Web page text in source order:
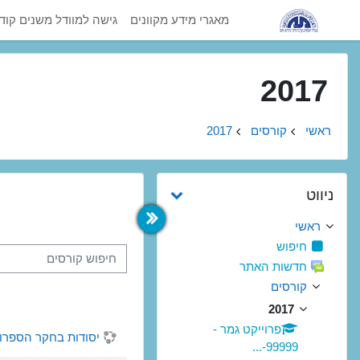
דילוג לתוכן הראשי
מאגרי מידע מקוונים
גישה למוודל משנים
2017
ראשי קורסים 2017
חיפוש קורסים
יסודות בחקר הספרות העממית -
ניווט
ראשי
חיפוש
חדשות האתר
קורסים
2017
פרוייקט גמר -
99999-...